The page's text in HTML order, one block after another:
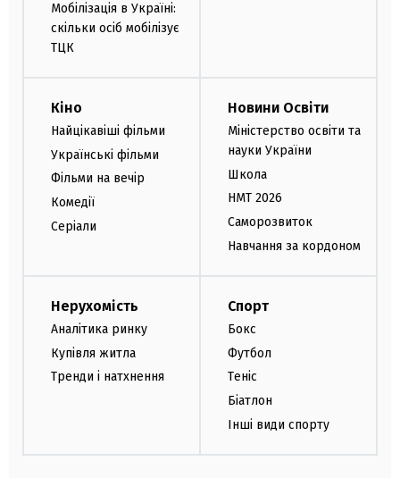
Мобілізація в Україні:
скільки осіб мобілізує
ТЦК
Кіно
Найцікавіші фільми
Українські фільми
Фільми на вечір
Комедії
Серіали
Новини Освіти
Міністерство освіти та
науки України
Школа
НМТ 2026
Саморозвиток
Навчання за кордоном
Нерухомість
Аналітика ринку
Купівля житла
Тренди і натхнення
Спорт
Бокс
Футбол
Теніс
Біатлон
Інші види спорту